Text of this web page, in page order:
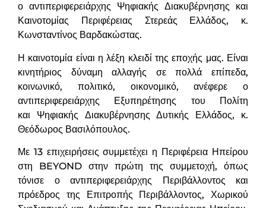
ο αντιπεριφερειάρχης Ψηφιακής Διακυβέρνησης και
Καινοτομίας Περιφέρειας Στερεάς Ελλάδος, κ.
Κωνσταντίνος Βαρδακώστας.
Η καινοτομία είναι η λέξη κλειδί της εποχής μας. Είναι
κινητήριος δύναμη αλλαγής σε πολλά επίπεδα,
κοινωνικό, πολιτικό, οικονομικό, ανέφερε ο
αντιπεριφερειάρχης Εξυπηρέτησης του Πολίτη
και Ψηφιακής Διακυβέρνησης Δυτικής Ελλάδος, κ.
Θεόδωρος Βασιλόπουλος.
Με 13 επιχειρήσεις συμμετέχει η Περιφέρεια Ηπείρου
στη BEYOND στην πρώτη της συμμετοχή, όπως
τόνισε ο αντιπεριφερειάρχης Περιβάλλοντος και
πρόεδρος της Επιτροπής Περιβάλλοντος, Χωρικού